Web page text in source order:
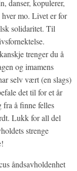
danser, kopulerer,
mo. Livet er for
solidaritet. Til
trenger du å
og imamens
selv vært (en slags)
det til for et år
fra å finne felles
Lukk for all del
strenge
åndsavholdenhet